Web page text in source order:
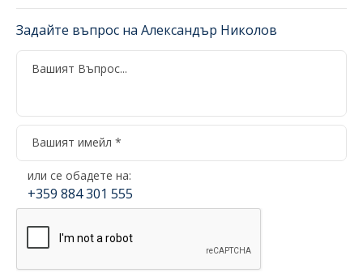
Задайте въпрос на Александър Николов
или се обадете на:
+359 884 301 555